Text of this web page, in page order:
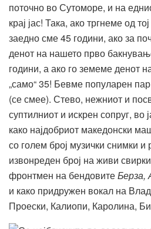
поточно во Сутоморе, и на
крај јас! Така, ако тргнеме од
заедно сме 45 години, ако за
денот на нашето прво
години, а ако го земеме денот
„само“ 35! Бевме популарен
(се смее). Стево, нежниот и
суптилниот и искрен сопруг, во
како најдобриот македонски
со голем број музички снимки
извонреден број на живи
фронтмен на бендовитеБерза,
и како придружен вокал на
Проески, Калиопи, Каролина,